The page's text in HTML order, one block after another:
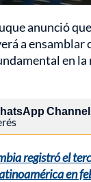
anunció
a ensamblar
en la
Channel
registró el
en